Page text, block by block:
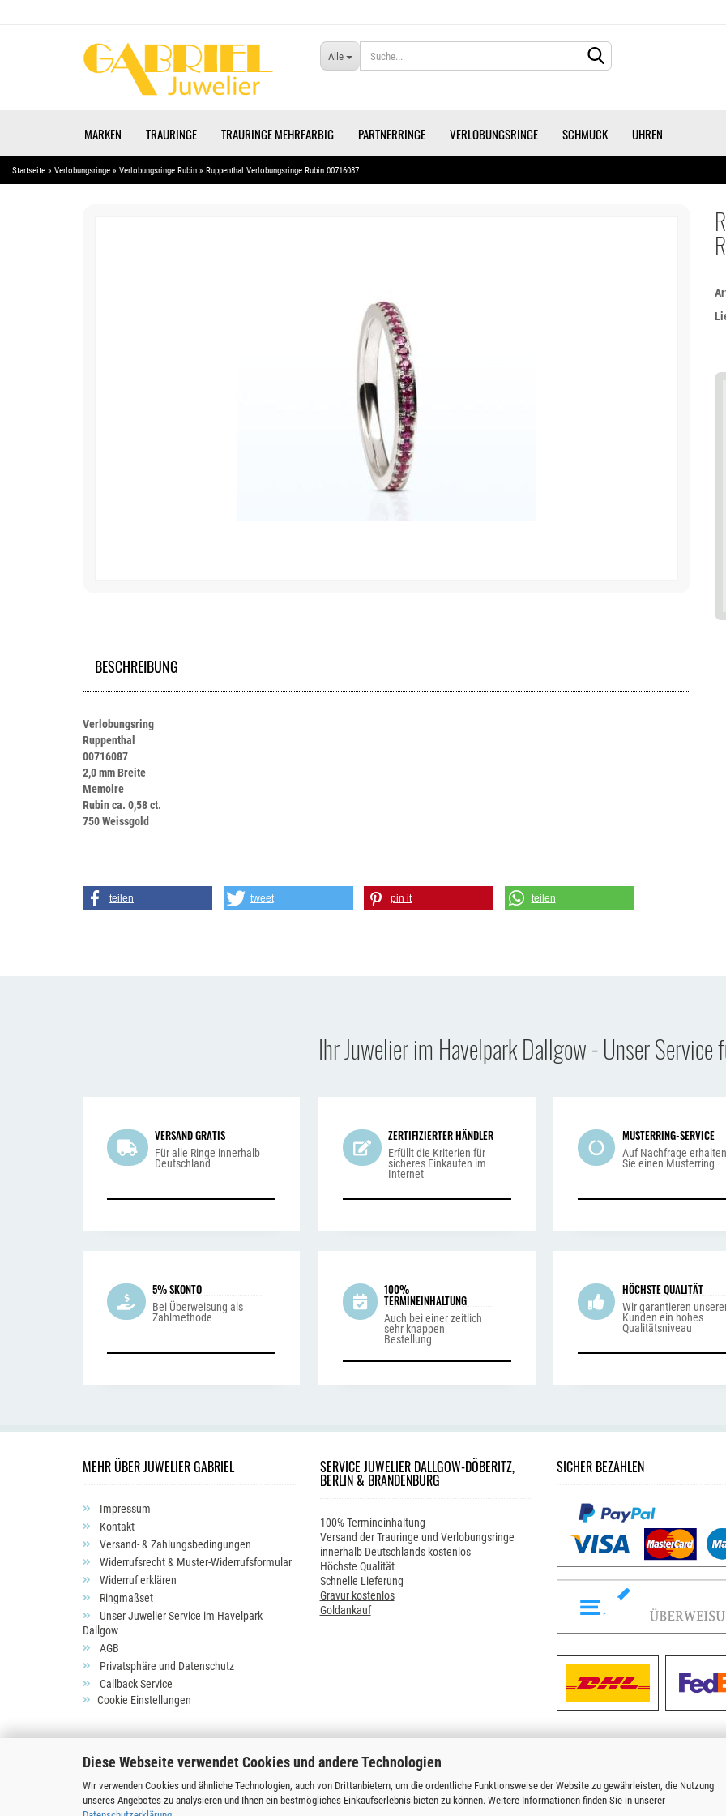
Diese Webseite verwendet Cookies und andere Technologien
Wir verwenden Cookies und ähnliche Technologien, auch von Drittanbietern, um die ordentliche Funktionsweise der Website zu gewährleisten, die Nutzung
unseres Angebotes zu analysieren und Ihnen ein bestmögliches Einkaufserlebnis bieten zu können. Weitere Informationen finden Sie in unserer
Lieferland
KONTO
Alle
MARKEN TRAURINGE TRAURINGE MEHRFARBIG PARTNERRINGE VERLOBUNGSRINGE SCHMUCK UHREN
Startseite » Verlobungsringe » Verlobungsringe Rubin » Ruppenthal Verlobungsringe Rubin 00716087
BESCHREIBUNG
Verlobungsring
Ruppenthal
00716087
2,0 mm Breite
Memoire
Rubin ca. 0,58 ct.
750 Weissgold
teilen tweet pin it teilen
Ihr Juwelier im Havelpark Dallgow - Unser Service
VERSAND GRATIS
Für alle Ringe innerhalb
Deutschland
ZERTIFIZIERTER HÄNDLER
Erfüllt die Kriterien für
sicheres Einkaufen im
Internet
MUSTERRING-SERVICE
Auf Nachfrage erhalten
Sie einen Musterring
5% SKONTO
Bei Überweisung als
Zahlmethode
100%
TERMINEINHALTUNG
Auch bei einer zeitlich
sehr knappen
Bestellung
HÖCHSTE QUALITÄT
Wir garantieren
Kunden ein hohes
Qualitätsniveau
MEHR ÜBER JUWELIER GABRIEL
Impressum
Kontakt
Versand- & Zahlungsbedingungen
Widerrufsrecht & Muster-Widerrufsformular
Widerruf erklären
Ringmaßset
Unser Juwelier Service im Havelpark
Dallgow
AGB
Privatsphäre und Datenschutz
Callback Service
Cookie Einstellungen
SERVICE JUWELIER DALLGOW-DÖBERITZ,
BERLIN & BRANDENBURG
100% Termineinhaltung
Versand der Trauringe und Verlobungsringe
innerhalb Deutschlands kostenlos
Höchste Qualität
Schnelle Lieferung
Gravur kostenlos
Goldankauf
SICHER BEZAHLEN